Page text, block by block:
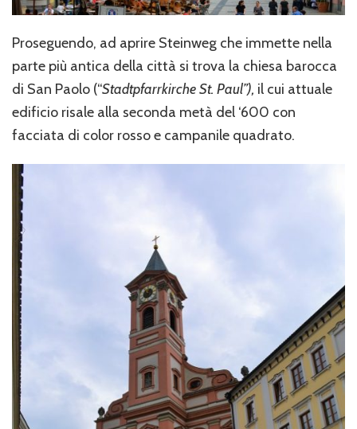
Proseguendo, ad aprire Steinweg che immette nella
parte più antica della città si trova la chiesa barocca
di San Paolo (“Stadtpfarrkirche St. Paul”), il cui attuale
edificio risale alla seconda metà del ‘600 con
facciata di color rosso e campanile quadrato.